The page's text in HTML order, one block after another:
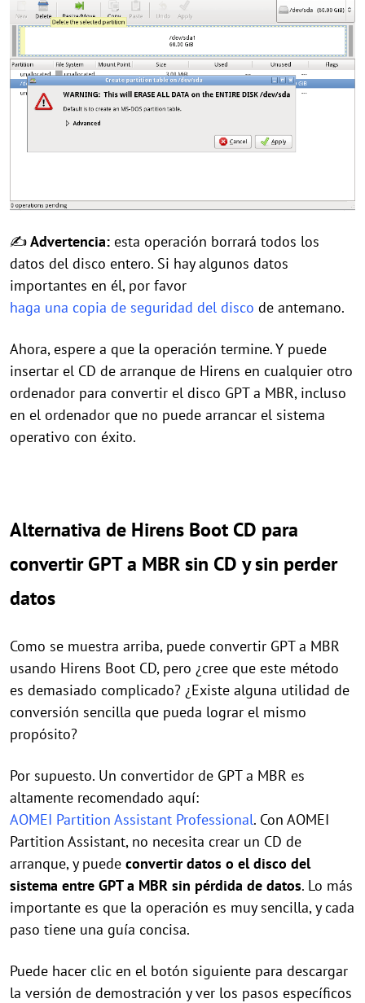
✍Advertencia: esta operación borrará todos los
datos del disco entero. Si hay algunos datos
importantes en él, por favor
haga una copia de seguridad del disco de antemano.
Ahora, espere a que la operación termine. Y puede
insertar el CD de arranque de Hirens en cualquier otro
ordenador para convertir el disco GPT a MBR, incluso
en el ordenador que no puede arrancar el sistema
operativo con éxito.
Alternativa de Hirens Boot CD para
convertir GPT a MBR sin CD y sin perder
datos
Como se muestra arriba, puede convertir GPT a MBR
usando Hirens Boot CD, pero ¿cree que este método
es demasiado complicado? ¿Existe alguna utilidad de
conversión sencilla que pueda lograr el mismo
propósito?
Por supuesto. Un convertidor de GPT a MBR es
altamente recomendado aquí:
AOMEI Partition Assistant Professional. Con AOMEI
Partition Assistant, no necesita crear un CD de
arranque, y puede convertir datos o el disco del
sistema entre GPT a MBR sin pérdida de datos. Lo más
importante es que la operación es muy sencilla, y cada
paso tiene una guía concisa.
Puede hacer clic en el botón siguiente para descargar
la versión de demostración y ver los pasos específicos